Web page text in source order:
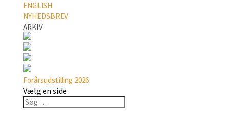
ENGLISH
NYHEDSBREV
ARKIV
Forårsudstilling 2026
Vælg en side